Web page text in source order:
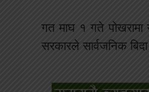
गत माघ १ गते पोखरामा
सरकारले सार्वजनिक